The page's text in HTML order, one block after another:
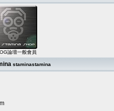
論壇一般會員
staminastamina